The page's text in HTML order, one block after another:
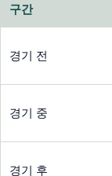
구간
경기 전
경기 중
경기 후